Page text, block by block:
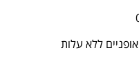
ללא עלות